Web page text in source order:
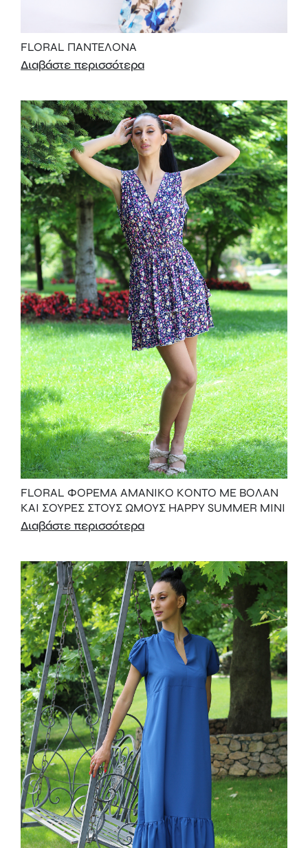
FLORAL ΠΑΝΤΕΛΟΝΑ
Διαβάστε περισσότερα
FLORAL ΦΟΡΕΜΑ ΑΜΑΝΙΚΟ ΚΟΝΤΟ ΜΕ ΒΟΛΑΝ
ΚΑΙ ΣΟΥΡΕΣ ΣΤΟΥΣ ΩΜΟΥΣ HAPPY SUMMER MINI
Διαβάστε περισσότερα